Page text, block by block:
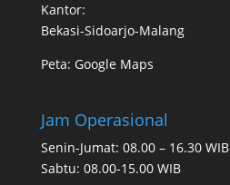
Kantor:
Bekasi-Sidoarjo-Malang
Peta: Google Maps
Jam Operasional
Senin-Jumat: 08.00 – 16.30 WIB
Sabtu: 08.00-15.00 WIB